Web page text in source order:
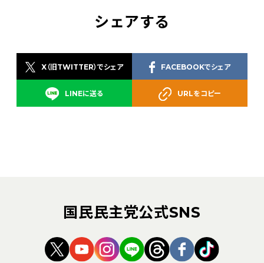
シェアする
X（旧TWITTER）でシェア
LINEに送る
FACEBOOKでシェア
URLをコピー
国民民主党公式SNS
（新しいタブで開く）
（新しいタブで開く）
（新しいタブで開く）
（新しいタブで開く）
（新しいタブで開
（新しいタブ
（新しい